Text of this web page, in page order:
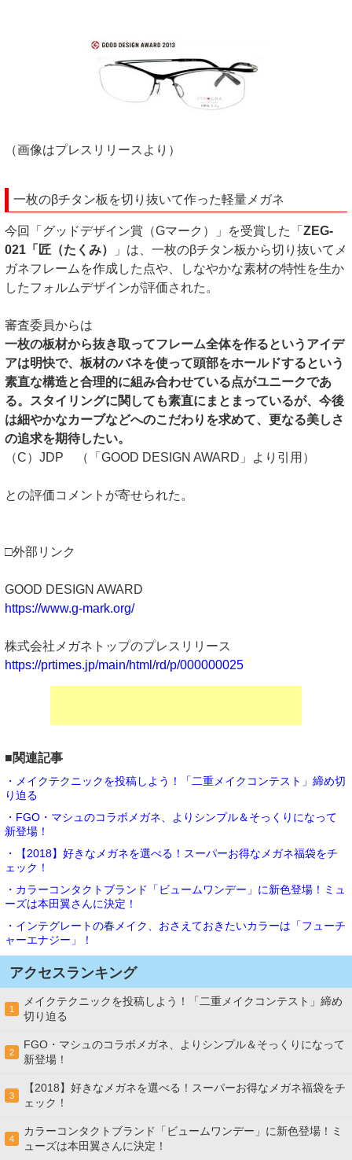
（画像はプレスリリースより）
一枚のβチタン板を切り抜いて作った軽量メガネ
今回「グッドデザイン賞（Gマーク）」を受賞した「 ZEG-
021「匠（たくみ）
」は、一枚のβチタン板から切り抜いてメ
ガネフレームを作成した点や、しなやかな素材の特性を生か
したフォルムデザインが評価された。
審査委員からは
一枚の板材から抜き取ってフレーム全体を作るというアイデ
アは明快で、板材のバネを使って頭部をホールドするという
素直な構造と合理的に組み合わせている点がユニークであ
る。スタイリングに関しても素直にまとまっているが、今後
は細やかなカーブなどへのこだわりを求めて、更なる美しさ
の追求を期待したい。
（C）JDP （「GOOD DESIGN AWARD」より引用）
との評価コメントが寄せられた。
□外部リンク
GOOD DESIGN AWARD
https://www.g-mark.org/
株式会社メガネトップのプレスリリース
https://prtimes.jp/main/html/rd/p/000000025
■関連記事
・メイクテクニックを投稿しよう！「二重メイクコンテスト」締め切
り迫る
・FGO・マシュのコラボメガネ、よりシンプル＆そっくりになって
新登場！
・【2018】好きなメガネを選べる！スーパーお得なメガネ福袋をチ
ェック！
・カラーコンタクトブランド「ビュームワンデー」に新色登場！ミュ
ーズは本田翼さんに決定！
・インテグレートの春メイク、おさえておきたいカラーは「フューチ
ャーエナジー」！
アクセスランキング
1
メイクテクニックを投稿しよう！「二重メイクコンテスト」締め
切り迫る
2
FGO・マシュのコラボメガネ、よりシンプル＆そっくりになって
新登場！
3
【2018】好きなメガネを選べる！スーパーお得なメガネ福袋をチ
ェック！
4
カラーコンタクトブランド「ビュームワンデー」に新色登場！ミ
ューズは本田翼さんに決定！